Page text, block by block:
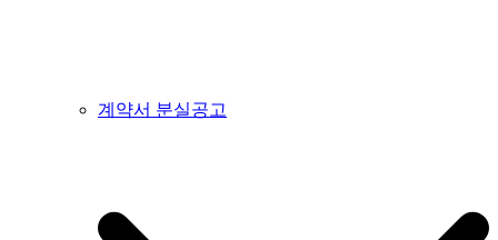
계약서 분실공고